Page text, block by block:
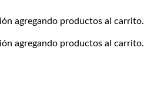
agregando productos al carrito.
agregando productos al carrito.